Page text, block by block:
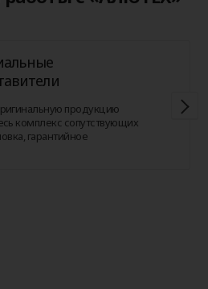
продукцию
комплекс сопутствующих
гарантийное